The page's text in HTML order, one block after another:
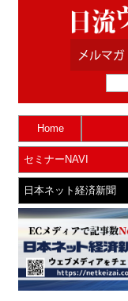
Home
セミナーNAVI
日本ネット経済新聞